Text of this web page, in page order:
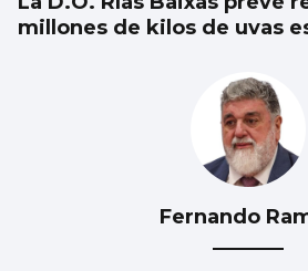
millones de kilos de uvas
Fernando